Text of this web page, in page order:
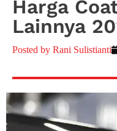
Harga
Lainnya
Posted by Rani Sulistianti